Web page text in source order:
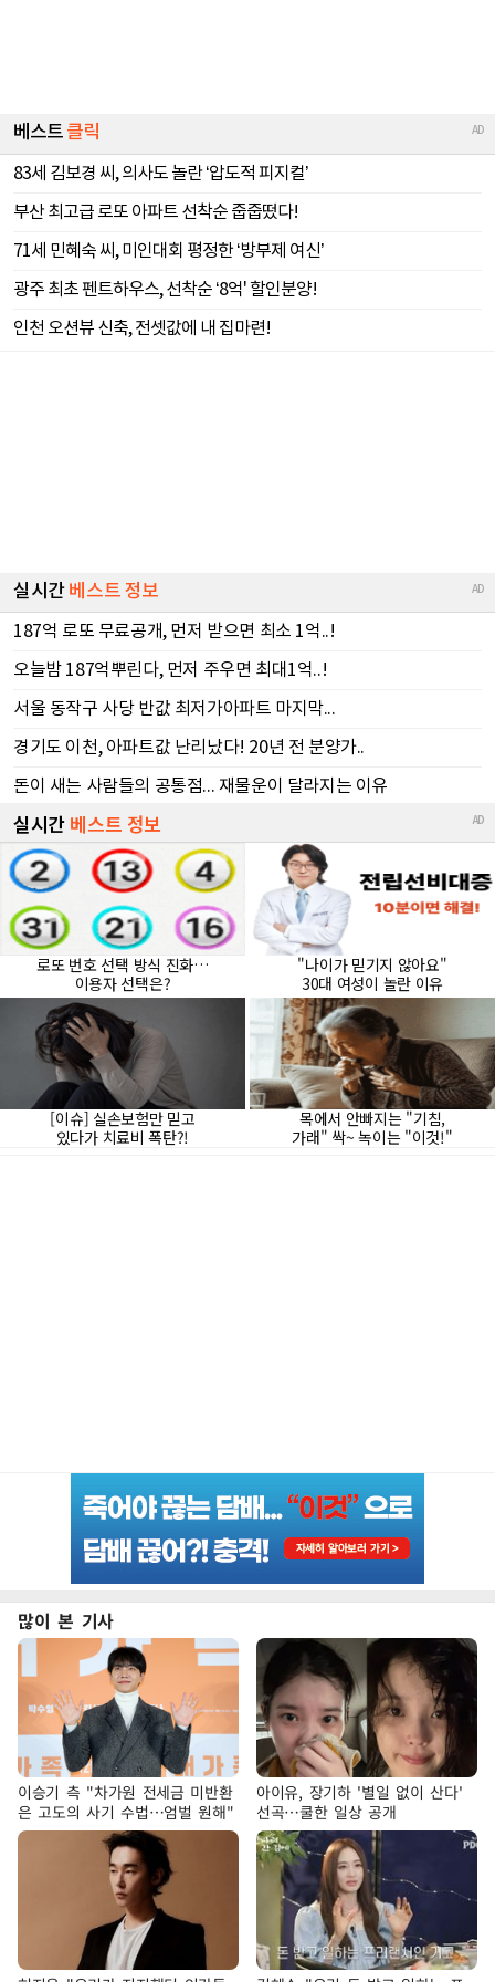
많이 본 기사
이승기 측 "차가원 전세금 미반환
은 고도의 사기 수법…엄벌 원해"
아이유, 장기하 '별일 없이 산다'
선곡…쿨한 일상 공개